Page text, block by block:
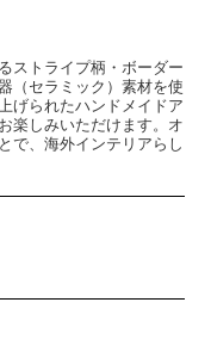
ストライプ柄・ボーダー
（セラミック）素材を使
げられたハンドメイドア
楽しみいただけます。オ
で、海外インテリアらし